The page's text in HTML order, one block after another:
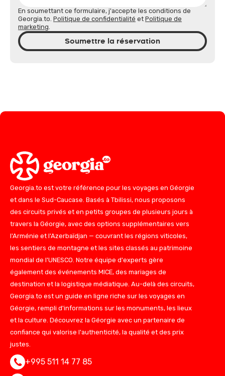
En soumettant ce formulaire, j'accepte les conditions de
Georgia.to. Politique de confidentialité et Politique de
marketing.
Soumettre la réservation
Georgia.to est votre référence pour les voyages en Géorgie
et dans le Sud-Caucase. Basés à Tbilissi, nous proposons
des circuits privés et en petits groupes de plusieurs jours à
travers la Géorgie, avec des options supplémentaires vers
l'Arménie et l'Azerbaïdjan — couvrant les régions viticoles,
les sentiers de montagne et les sites classés au patrimoine
mondial de l'UNESCO. Notre équipe d'experts gère
également des événements MICE, des mariages de
destination et la logistique médiatique. Au-delà des circuits,
Georgia.to est un guide en ligne riche sur les voyages en
Géorgie, rempli d'informations sur les monuments, les lieux
et la culture. Découvrez la Géorgie avec un partenaire de
confiance qui valorise l'authenticité, la qualité et des prix
justes.
+995 511 14 77 85